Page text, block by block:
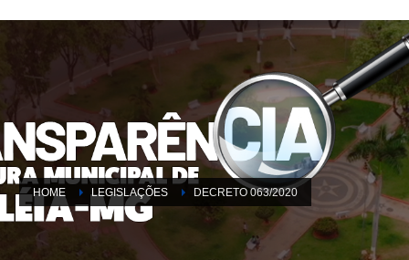
HOME LEGISLAÇÕES DECRETO 063/2020